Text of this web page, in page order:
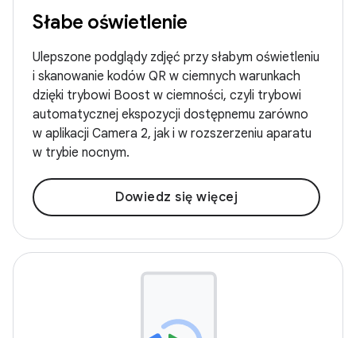
Słabe oświetlenie
Ulepszone podglądy zdjęć przy słabym oświetleniu
i skanowanie kodów QR w ciemnych warunkach
dzięki trybowi Boost w ciemności, czyli trybowi
automatycznej ekspozycji dostępnemu zarówno
w aplikacji Camera 2, jak i w rozszerzeniu aparatu
w trybie nocnym.
Dowiedz się więcej